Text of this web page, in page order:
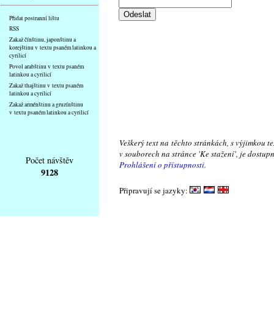
Přidat postranní lištu
RSS
Zakaž čínštinu, japonštinu a
korejštinu v textu psaném latinkou a
cyrilicí
Povol arabštinu v textu psaném
latinkou a cyrilicí
Zakaž thajštinu v textu psaném
latinkou a cyrilicí
Zakaž arménštinu a gruzínštinu
v textu psaném latinkou a cyrilicí
Počet návštěv
9128
Veškerý text na těchto stránkách, s výjimkou
v souborech na stránce 'Ke stažení', je
Prohlášení o přístupnosti.
Připravují se jazyky: